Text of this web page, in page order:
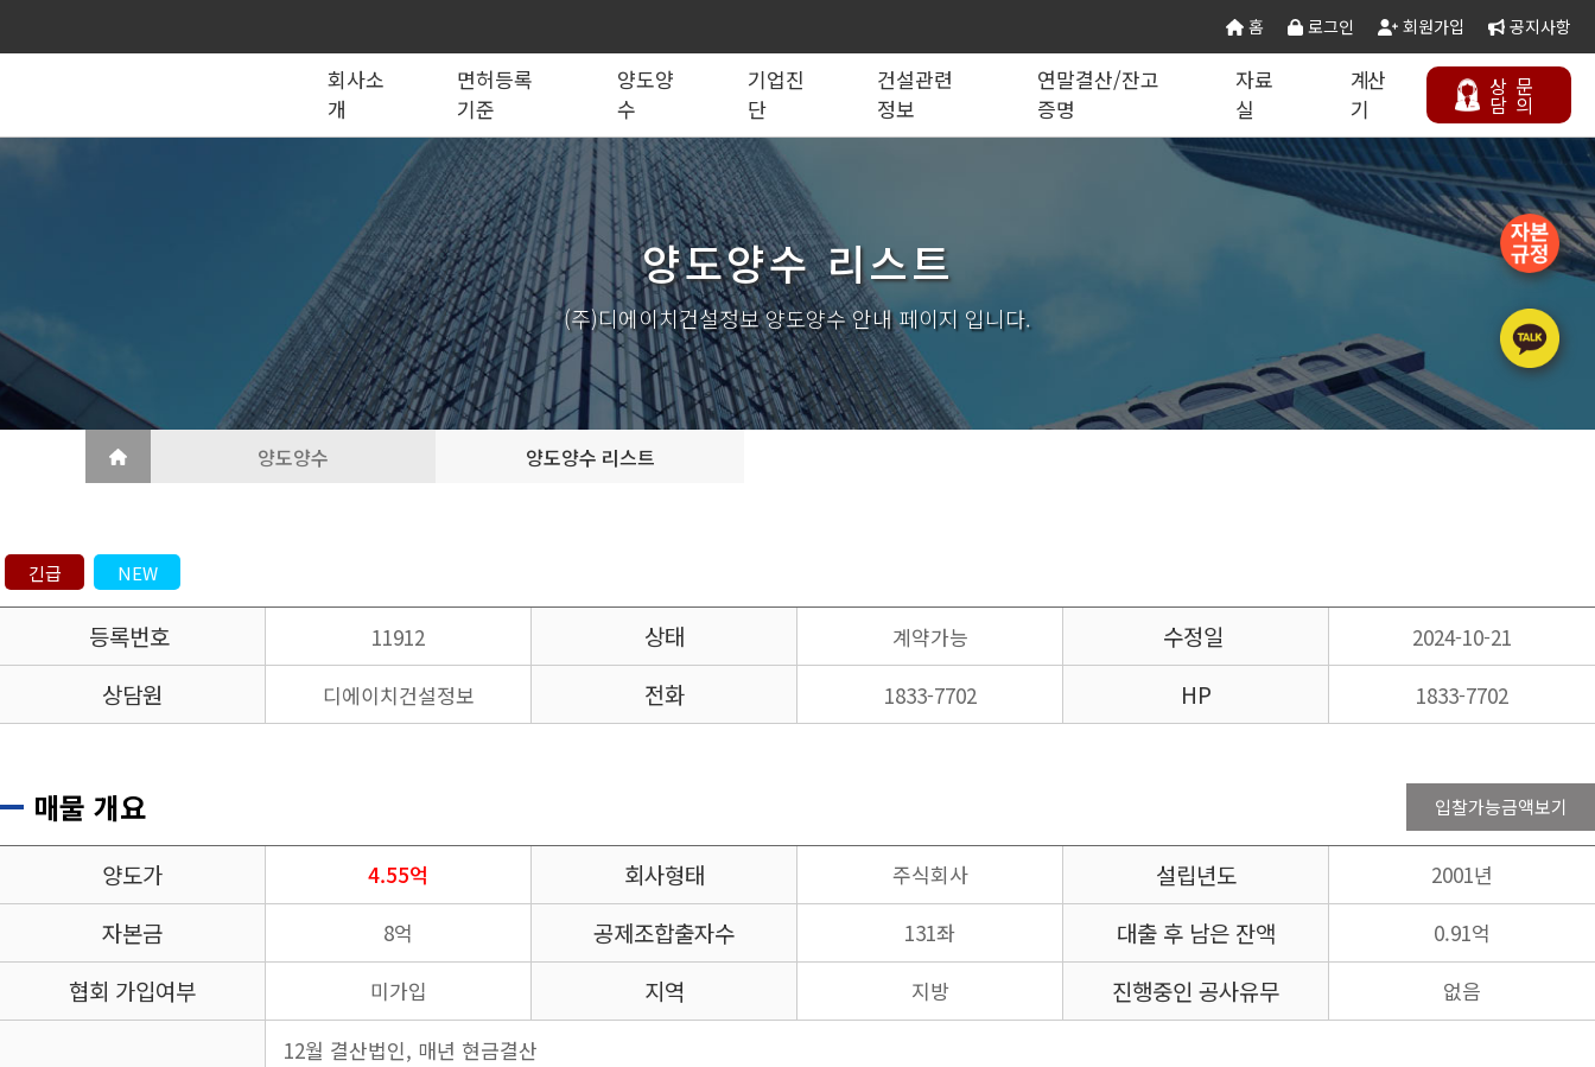
홈 로그인 회원가입 공지사항
회사소
개
면허등록
기준
양도양
수
기업진
단
건설관련
정보
연말결산/잔고
증명
자료
실
계산
기
상
담
문
의
회사소개 사업영역
전문건설업
지반조성·포장공사업
실내건축공사업
도장·습식·방수·석공사업
조경식재·시설물공사업
철근·콘크리트공사업
구조물해체·비계공사업
상·하수도설비공사업
철도·궤도공사업
철강구조물공사업
수중·준설공사업
승강기·삭도공사업
시설물유지관리업(폐지)
기계설비·가스공사업
가스·난방공사업
금속·창호·지붕
전기공사업
소방시설공사업
대지조성사업자
나무병원
산림사업법인
엔지니어링사업자
개인하수처리시설·
설계시공업
승강기유지관리업
등록절차
상담하기
양도양수 리스트
공제조합 실태조사 기재사항변경 건설컬럼
국가계약법령관계서식 건설업등록서식 건설공무서식
실질자본금 계산기
양도양수 리스트
(주)디에이치건설정보 양도양수 안내 페이지 입니다.
양도양수 양도양수 리스트
긴급 NEW
등록번호 11912 상태 계약가능 수정일 2024-10-21
상담원 디에이치건설정보 전화 1833-7702 HP 1833-7702
매물 개요 입찰가능금액보기
양도가 4.55억 회사형태 주식회사 설립년도 2001년
자본금 8억 공제조합출자수 131좌 대출 후 남은 잔액 0.91억
협회 가입여부 미가입 지역 지방 진행중인 공사유무 없음
12월 결산법인, 매년 현금결산